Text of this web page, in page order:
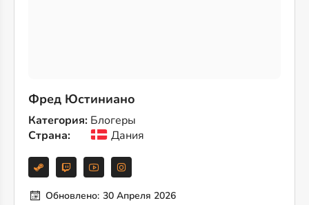
Фред Юстиниано
Категория: Блогеры
Страна:
Дания
Обновлено: 30 Апреля 2026